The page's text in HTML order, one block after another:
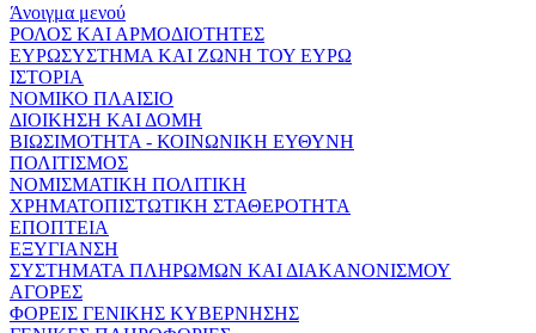
Άνοιγμα μενού
ΡΟΛΟΣ ΚΑΙ ΑΡΜΟΔΙΟΤΗΤΕΣ
ΕΥΡΩΣΥΣΤΗΜΑ ΚΑΙ ΖΩΝΗ ΤΟΥ ΕΥΡΩ
ΙΣΤΟΡΙΑ
ΝΟΜΙΚΟ ΠΛΑΙΣΙΟ
ΔΙΟΙΚΗΣΗ ΚΑΙ ΔΟΜΗ
ΒΙΩΣΙΜΟΤΗΤΑ - ΚΟΙΝΩΝΙΚΗ ΕΥΘΥΝΗ
ΠΟΛΙΤΙΣΜΟΣ
ΝΟΜΙΣΜΑΤΙΚΗ ΠΟΛΙΤΙΚΗ
ΧΡΗΜΑΤΟΠΙΣΤΩΤΙΚΗ ΣΤΑΘΕΡΟΤΗΤΑ
ΕΠΟΠΤΕΙΑ
ΕΞΥΓΙΑΝΣΗ
ΣΥΣΤΗΜΑΤΑ ΠΛΗΡΩΜΩΝ ΚΑΙ ΔΙΑΚΑΝΟΝΙΣΜΟΥ
ΑΓΟΡΕΣ
ΦΟΡΕΙΣ ΓΕΝΙΚΗΣ ΚΥΒΕΡΝΗΣΗΣ